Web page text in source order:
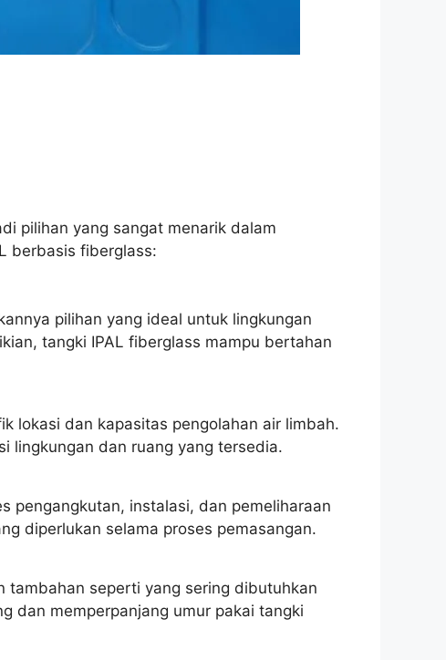
pilihan yang sangat menarik dalam
berbasis fiberglass:
pilihan yang ideal untuk lingkungan
tangki IPAL fiberglass mampu bertahan
lokasi dan kapasitas pengolahan air limbah.
lingkungan dan ruang yang tersedia.
pengangkutan, instalasi, dan pemeliharaan
diperlukan selama proses pemasangan.
tambahan seperti yang sering dibutuhkan
dan memperpanjang umur pakai tangki